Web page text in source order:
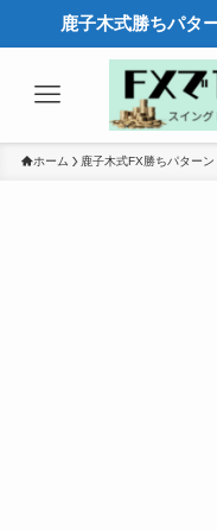
鹿子木式勝ちパタ
ホーム 鹿子木式FX勝ちパターン